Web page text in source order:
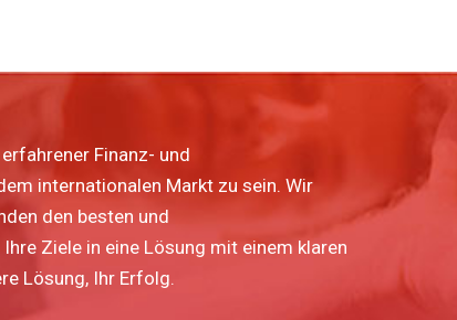
Finanz- und
internationalen Markt zu sein. Wir
den besten und
Ziele in eine Lösung mit einem klaren
Lösung, Ihr Erfolg.